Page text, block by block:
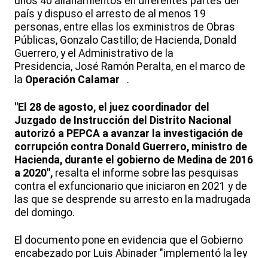
país y dispuso el arresto de al menos 19
personas, entre ellas los exministros de Obras
Públicas, Gonzalo Castillo; de Hacienda, Donald
Guerrero, y el Administrativo de la
Presidencia, José Ramón Peralta, en el marco de
la Operación Calamar .
"El 28 de agosto, el juez coordinador del
Juzgado de Instrucción del Distrito Nacional
autorizó a PEPCA a avanzar la investigación de
corrupción contra Donald Guerrero, ministro de
Hacienda, durante el gobierno de Medina de 2016
a 2020", resalta el informe sobre las pesquisas
contra el exfuncionario que iniciaron en 2021 y de
las que se desprende su arresto en la madrugada
del domingo.
El documento pone en evidencia que el Gobierno
encabezado por Luis Abinader "implementó la ley